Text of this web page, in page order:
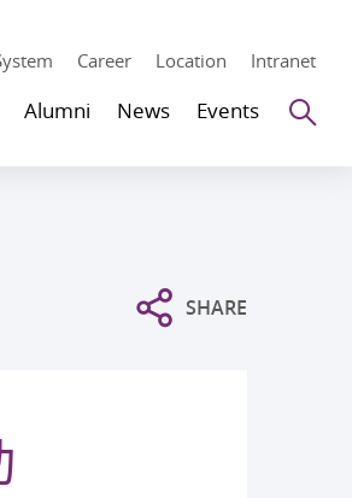
Career Location Intranet
Alumni News Events
SHARE